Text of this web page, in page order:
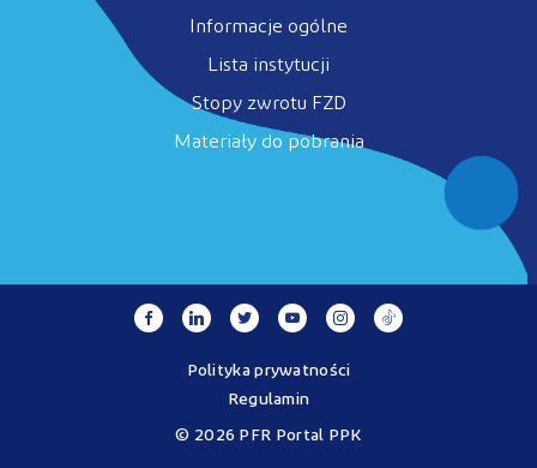
Informacje ogólne
Lista instytucji
Stopy zwrotu FZD
Materiały do pobrania
© 2026 PFR Portal PPK
Polityka prywatności
Regulamin